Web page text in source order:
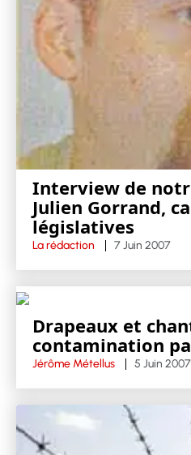
Interview de
Julien Gorrand,
législatives
La rédaction 7 Juin 2007
Drapeaux et
contamination
Jérôme Métellus 5 Juin 2007